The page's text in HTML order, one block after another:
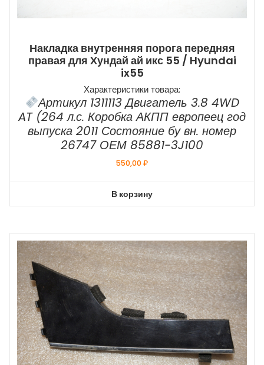
Накладка внутренняя порога передняя
правая для Хундай ай икс 55 / Hyundai
ix55
Характеристики товара:
Артикул 1311113 Двигатель 3.8 4WD
AT (264 л.с. Коробка АКПП европеец год
выпуска 2011 Состояние бу вн. номер
26747 ОЕМ 85881-3J100
550,00₽
В корзину